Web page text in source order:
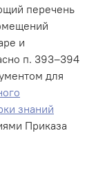
перечень
и
п. 393–394
для
знаний
Приказа